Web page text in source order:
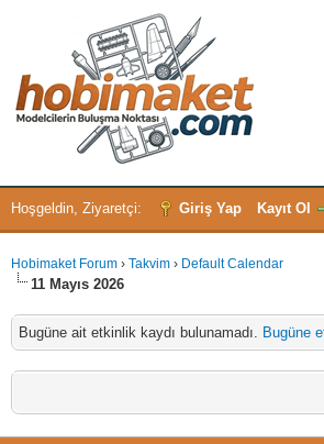
Hoşgeldin, Ziyaretçi: Giriş Yap Kayıt Ol
Hobimaket Forum › Takvim › Default Calendar
11 Mayıs 2026
Bugüne ait etkinlik kaydı bulunamadı. Bugüne